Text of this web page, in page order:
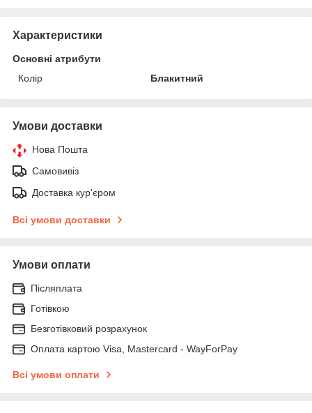
Характеристики
Основні атрибути
Колір
Блакитний
Умови доставки
Нова Пошта
Самовивіз
Доставка кур'єром
Всі умови доставки
Умови оплати
Післяплата
Готівкою
Безготівковий розрахунок
Оплата картою Visa, Mastercard - WayForPay
Всі умови оплати